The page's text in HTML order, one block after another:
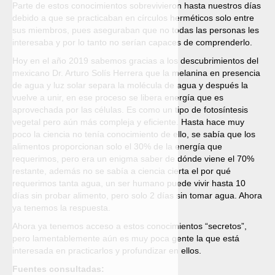
Parte de estos conocimientos sobrevivieron hasta nuestros días
debido a que se practicaban en círculos herméticos solo entre
sus miembros, pues aseguraban que no todas las personas les
interesaba y por lo tanto no serían capaces de comprenderlo.
Hoy en el año 2019 sabemos gracias a los descubrimientos del
mexicano Dr. Arturo Solís Herrera que la melanina en presencia
de agua y luz solar separa la molécula de agua y después la
vuelve a unir, en ese proceso se libera energía que es
aprovechada por las células. Es como un tipo de fotosíntesis
vegetal pero aún más compleja y eficiente. Hasta hace muy
poco la ciencia no tenía conocimiento de ello, se sabía que los
alimentos proporcionan solo el 30% de la energía que
requerimos, pero era un enigma saber de dónde viene el 70%
restante, además no se sabía a ciencia cierta el por qué
requerimos tanta agua, un ser humano puede vivir hasta 10
días sin probar alimento, pero solo 2 días sin tomar agua. Ahora
ya tenemos la respuesta.
Ahora ya tenemos acceso a estos conocimientos “secretos”,
pero lamentablemente aún es muy poca gente la que está
interesada en practicarlos y profundizar en ellos.
Fuentes consultadas: